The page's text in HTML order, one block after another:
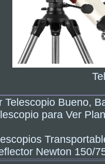
Telescopio Bueno,
para Ver
Newton 150/